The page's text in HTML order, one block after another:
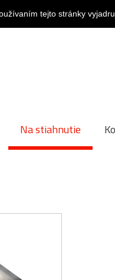
Na stiahnutie
tejto stránky